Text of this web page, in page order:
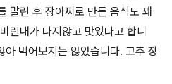
말린 후 장아찌로 만든 음식도 꽤
린내가 나지않고 맛있다고 합니
아 먹어보지는 않았습니다. 고추 장